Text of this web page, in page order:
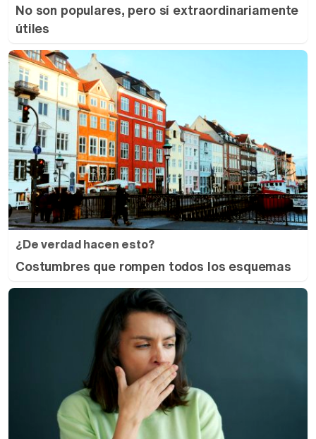
No son populares, pero sí extraordinariamente
útiles
¿De verdad hacen esto?
Costumbres que rompen todos los esquemas